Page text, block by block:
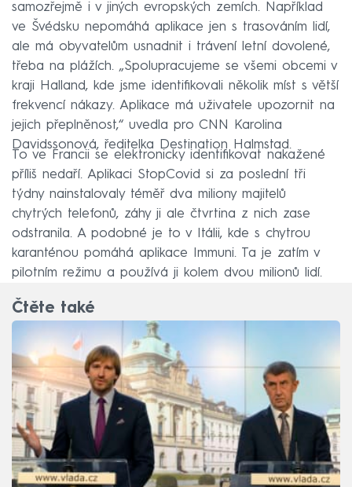
samozřejmě i v jiných evropských zemích. Například
ve Švédsku nepomáhá aplikace jen s trasováním lidí,
ale má obyvatelům usnadnit i trávení letní dovolené,
třeba na plážích. „Spolupracujeme se všemi obcemi v
kraji Halland, kde jsme identifikovali několik míst s větší
frekvencí nákazy. Aplikace má uživatele upozornit na
jejich přeplněnost,“ uvedla pro CNN Karolina
Davidssonová, ředitelka Destination Halmstad.
To ve Francii se elektronicky identifikovat nakažené
příliš nedaří. Aplikaci StopCovid si za poslední tři
týdny nainstalovaly téměř dva miliony majitelů
chytrých telefonů, záhy ji ale čtvrtina z nich zase
odstranila. A podobné je to v Itálii, kde s chytrou
karanténou pomáhá aplikace Immuni. Ta je zatím v
pilotním režimu a používá ji kolem dvou milionů lidí.
Čtěte také